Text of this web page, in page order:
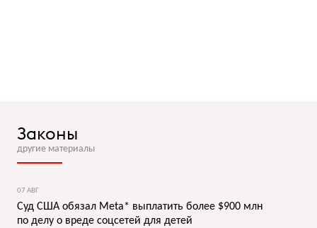
Законы
другие материалы
07 АВГ
Суд США обязал Meta* выплатить более $900 млн
по делу о вреде соцсетей для детей